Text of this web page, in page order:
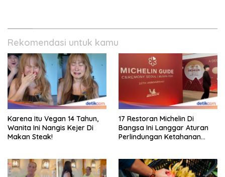
Rekomendasi untuk kamu
Karena Itu Vegan 14 Tahun,
Wanita Ini Nangis Kejer Di
Makan Steak!
17 Restoran Michelin Di
Bangsa Ini Langgar Aturan
Perlindungan Ketahanan